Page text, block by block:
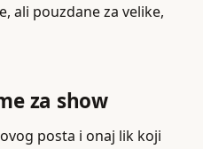
ali pouzdane za velike,
za show
posta i onaj lik koji